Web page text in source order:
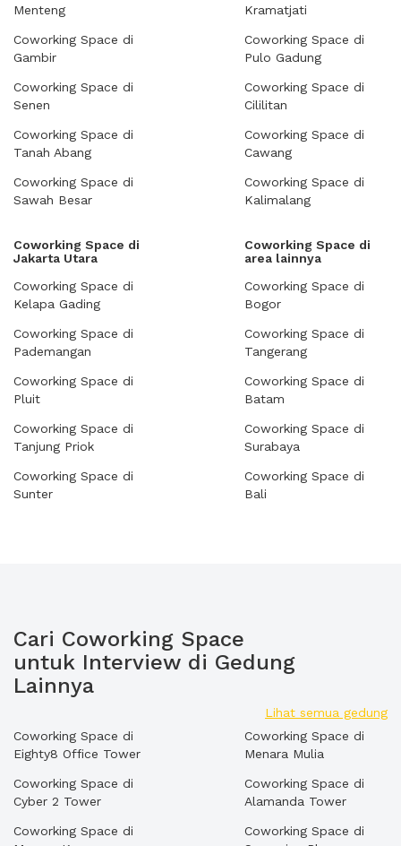
Menteng
Coworking Space di
Gambir
Coworking Space di
Senen
Coworking Space di
Tanah Abang
Coworking Space di
Sawah Besar
Kramatjati
Coworking Space di
Pulo Gadung
Coworking Space di
Cililitan
Coworking Space di
Cawang
Coworking Space di
Kalimalang
Coworking Space di
Jakarta Utara
Coworking Space di
Kelapa Gading
Coworking Space di
Pademangan
Coworking Space di
Pluit
Coworking Space di
Tanjung Priok
Coworking Space di
Sunter
Coworking Space di
area lainnya
Coworking Space di
Bogor
Coworking Space di
Tangerang
Coworking Space di
Batam
Coworking Space di
Surabaya
Coworking Space di
Bali
Cari Coworking Space
untuk Interview di Gedung
Lainnya
Lihat semua gedung
Coworking Space di
Eighty8 Office Tower
Coworking Space di
Cyber 2 Tower
Coworking Space di
Coworking Space di
Menara Mulia
Coworking Space di
Alamanda Tower
Coworking Space di